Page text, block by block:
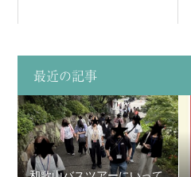
最近の記事